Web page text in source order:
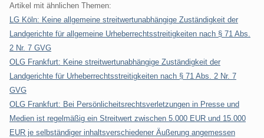
Artikel mit ähnlichen Themen:
LG Köln: Keine allgemeine streitwertunabhängige Zuständigkeit der
Landgerichte für allgemeine Urheberrechtsstreitigkeiten nach § 71 Abs.
2 Nr. 7 GVG
OLG Frankfurt: Keine streitwertunabhängige Zuständigkeit der
Landgerichte für Urheberrechtsstreitigkeiten nach § 71 Abs. 2 Nr. 7
GVG
OLG Frankfurt: Bei Persönlicheitsrechtsverletzungen in Presse und
Medien ist regelmäßig ein Streitwert zwischen 5.000 EUR und 15.000
EUR je selbständiger inhaltsverschiedener Äußerung angemessen